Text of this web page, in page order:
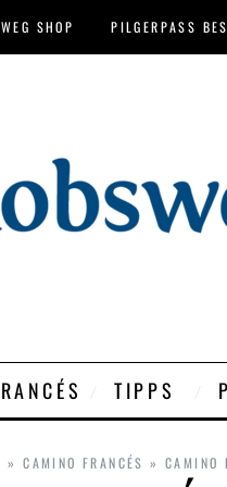
SHOP PILGERPASS
TIPPS
»CAMINO FRANCÉS » CAMINO